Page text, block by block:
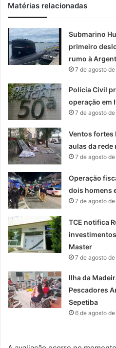
Matérias relacionadas
Submarino
primeiro
rumo à
7 de agosto
Polícia Civil
operação em
7 de agosto
Ventos fortes
aulas da rede
7 de agosto
Operação
dois homens
7 de agosto
TCE notifica
Master
7 de agosto
Ilha da
Pescadores
Sepetiba
6 de agosto